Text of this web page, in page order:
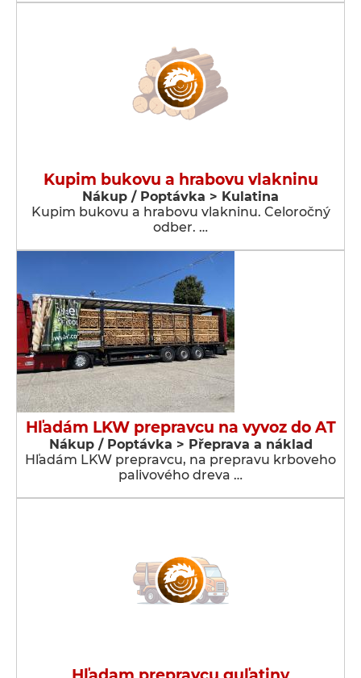
Kupim bukovu a hrabovu vlakninu
Nákup / Poptávka > Kulatina
Kupim bukovu a hrabovu vlakninu. Celoročný
odber. …
Hľadám LKW prepravcu na vyvoz do AT
Nákup / Poptávka > Přeprava a náklad
Hľadám LKW prepravcu, na prepravu krboveho
palivového dreva …